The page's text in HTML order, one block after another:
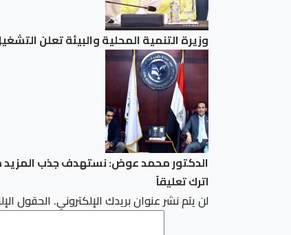
وزيرة التنمية المحلية والبيئة تعلن التشغيل
الدكتور محمد عوض: نستهدف جذب المزيد
اترك تعليقاً
لن يتم نشر عنوان بريدك الإلكتروني. الحقول